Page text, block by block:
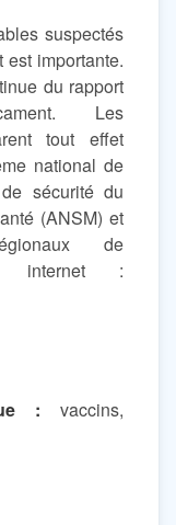
suspectés
est importante.
du rapport
Les
tout effet
national de
sécurité du
(ANSM) et
de
internet :
: vaccins,